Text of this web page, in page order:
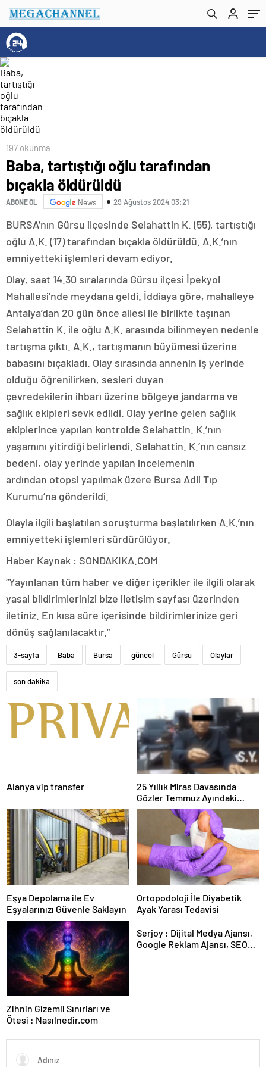
197 okunma
Baba, tartıştığı oğlu tarafından
bıçakla öldürüldü
ABONE OL News 29 Ağustos 2024 03:21
BURSA’nın Gürsu ilçesinde Selahattin K. (55), tartıştığı
oğlu A.K. (17) tarafından bıçakla öldürüldü. A.K.’nın
emniyetteki işlemleri devam ediyor.
Olay, saat 14.30 sıralarında Gürsu ilçesi İpekyol
Mahallesi’nde meydana geldi. İddiaya göre, mahalleye
Antalya’dan 20 gün önce ailesi ile birlikte taşınan
Selahattin K. ile oğlu A.K. arasında bilinmeyen nedenle
tartışma çıktı. A.K., tartışmanın büyümesi üzerine
babasını bıçakladı. Olay sırasında annenin iş yerinde
olduğu öğrenilirken, sesleri duyan
çevredekilerin ihbarı üzerine bölgeye jandarma ve
sağlık ekipleri sevk edildi. Olay yerine gelen sağlık
ekiplerince yapılan kontrolde Selahattin. K.’nın
yaşamını yitirdiği belirlendi. Selahattin. K.’nın cansız
bedeni, olay yerinde yapılan incelemenin
ardından otopsi yapılmak üzere Bursa Adli Tıp
Kurumu’na gönderildi.
Olayla ilgili başlatılan soruşturma başlatılırken A.K.’nın
emniyetteki işlemleri sürdürülüyor.
Haber Kaynak : SONDAKIKA.COM
“Yayınlanan tüm haber ve diğer içerikler ile ilgili olarak
yasal bildirimlerinizi bize iletişim sayfası üzerinden
iletiniz. En kısa süre içerisinde bildirimlerinize geri
dönüş sağlanılacaktır.”
3-sayfa Baba Bursa güncel Gürsu Olaylar
son dakika
Alanya vip transfer
25 Yıllık Miras Davasında
Gözler Temmuz Ayındaki
Karar Duruşmasına Çevrildi
Eşya Depolama ile Ev
Eşyalarınızı Güvenle Saklayın
Ortopodoloji İle Diyabetik
Ayak Yarası Tedavisi
Zihnin Gizemli Sınırları ve
Ötesi : Nasılnedir.com
Serjoy : Dijital Medya Ajansı,
Google Reklam Ajansı, SEO